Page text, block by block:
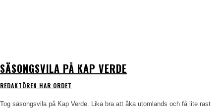
SÄSONGSVILA PÅ KAP VERDE
REDAKTÖREN HAR ORDET
Tog säsongsvila på Kap Verde. Lika bra att åka utomlands och få lite rast